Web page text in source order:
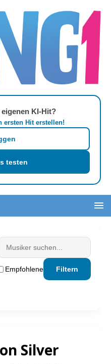
KI-Hit?
ersten Hit erstellen!
testen
Empfohlene Filtern
Silver